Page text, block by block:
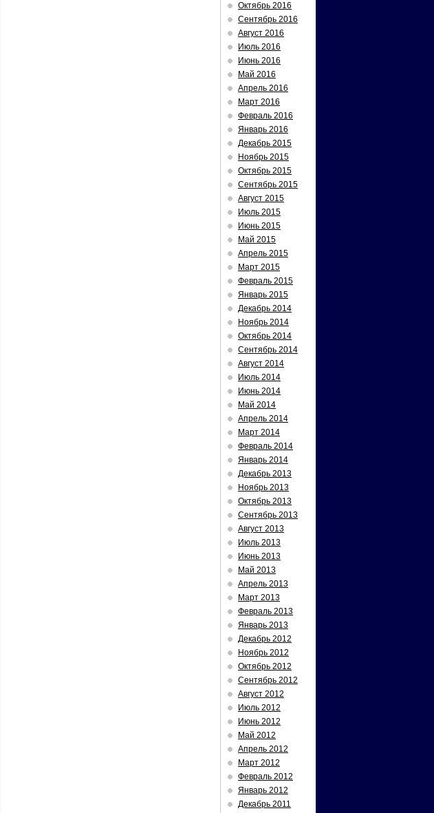
Октябрь 2016
Сентябрь 2016
Август 2016
Июль 2016
Июнь 2016
Май 2016
Апрель 2016
Март 2016
Февраль 2016
Январь 2016
Декабрь 2015
Ноябрь 2015
Октябрь 2015
Сентябрь 2015
Август 2015
Июль 2015
Июнь 2015
Май 2015
Апрель 2015
Март 2015
Февраль 2015
Январь 2015
Декабрь 2014
Ноябрь 2014
Октябрь 2014
Сентябрь 2014
Август 2014
Июль 2014
Июнь 2014
Май 2014
Апрель 2014
Март 2014
Февраль 2014
Январь 2014
Декабрь 2013
Ноябрь 2013
Октябрь 2013
Сентябрь 2013
Август 2013
Июль 2013
Июнь 2013
Май 2013
Апрель 2013
Март 2013
Февраль 2013
Январь 2013
Декабрь 2012
Ноябрь 2012
Октябрь 2012
Сентябрь 2012
Август 2012
Июль 2012
Июнь 2012
Май 2012
Апрель 2012
Март 2012
Февраль 2012
Январь 2012
Декабрь 2011